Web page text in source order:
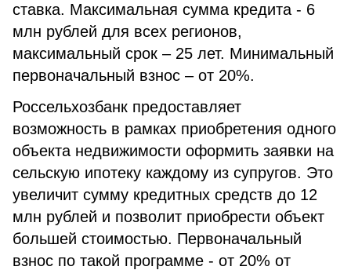
ставка. Максимальная сумма кредита - 6
млн рублей для всех регионов,
максимальный срок – 25 лет. Минимальный
первоначальный взнос – от 20%.
Россельхозбанк предоставляет
возможность в рамках приобретения одного
объекта недвижимости оформить заявки на
сельскую ипотеку каждому из супругов. Это
увеличит сумму кредитных средств до 12
млн рублей и позволит приобрести объект
большей стоимостью. Первоначальный
взнос по такой программе - от 20% от